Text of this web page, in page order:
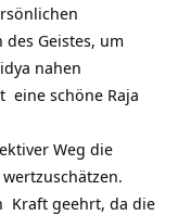
des Geistes, um
nahen
eine schöne Raja
Weg die
Kraft geehrt, da die